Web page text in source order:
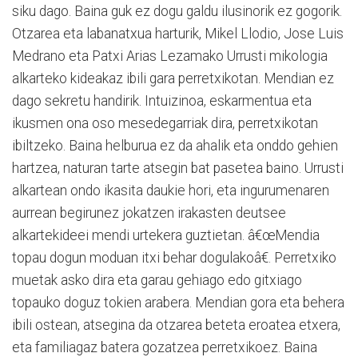
siku dago. Baina guk ez dogu galdu ilusinorik ez gogorik.
Otzarea eta labanatxua harturik, Mikel Llodio, Jose Luis
Medrano eta Patxi Arias Lezamako Urrusti mikologia
alkarteko kideakaz ibili gara perretxikotan. Mendian ez
dago sekretu handirik. Intuizinoa, eskarmentua eta
ikusmen ona oso mesedegarriak dira, perretxikotan
ibiltzeko. Baina helburua ez da ahalik eta onddo gehien
hartzea, naturan tarte atsegin bat pasetea baino. Urrusti
alkartean ondo ikasita daukie hori, eta ingurumenaren
aurrean begirunez jokatzen irakasten deutsee
alkartekideei mendi urtekera guztietan. â€œMendia
topau dogun moduan itxi behar dogulakoâ€. Perretxiko
muetak asko dira eta garau gehiago edo gitxiago
topauko doguz tokien arabera. Mendian gora eta behera
ibili ostean, atsegina da otzarea beteta eroatea etxera,
eta familiagaz batera gozatzea perretxikoez. Baina